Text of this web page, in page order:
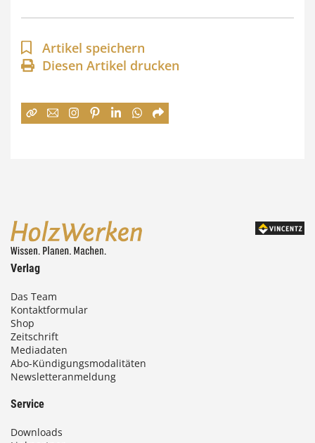
p
a
n
e
0
Artikel speichern
Diesen Artikel drucken
Verlag
Das Team
Kontaktformular
Shop
Zeitschrift
Mediadaten
Abo-Kündigungsmodalitäten
Newsletteranmeldung
Service
Downloads